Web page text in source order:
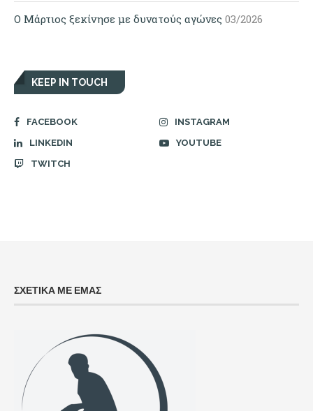
Ο Μάρτιος ξεκίνησε με δυνατούς αγώνες 03/2026
KEEP IN TOUCH
FACEBOOK
INSTAGRAM
LINKEDIN
YOUTUBE
TWITCH
ΣΧΕΤΙΚΑ ΜΕ ΕΜΑΣ